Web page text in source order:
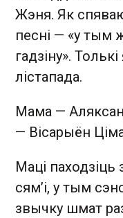
Жэня. Як
песні — «у тым
гадзіну».
лістапада.
Мама —
— Вісарыён
Маці паходзіць
сям’і, у тым
звычку шмат